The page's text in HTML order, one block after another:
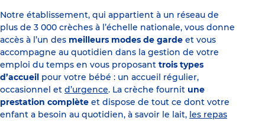
Notre établissement, qui appartient à un réseau de
plus de 3 000 crèches à l’échelle nationale, vous donne
accès à l’un des meilleurs modes de garde et vous
accompagne au quotidien dans la gestion de votre
emploi du temps en vous proposant trois types
d’accueil pour votre bébé : un accueil régulier,
occasionnel et d’urgence. La crèche fournit une
prestation complète et dispose de tout ce dont votre
enfant a besoin au quotidien, à savoir le lait, les repas